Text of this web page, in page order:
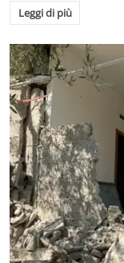
Leggi di più